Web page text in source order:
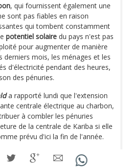
, qui fournissent également une
sont pas fiables en raison
qui tombent constamment
potentiel solaire du pays n'est pas
pour augmenter de manière
derniers mois, les ménages et les
d'électricité pendant des heures,
des pénuries.
a rapporté lundi que l'extension
centrale électrique au charbon,
à combler les pénuries
de la centrale de Kariba si elle
prévu d'ici la fin de l'année.